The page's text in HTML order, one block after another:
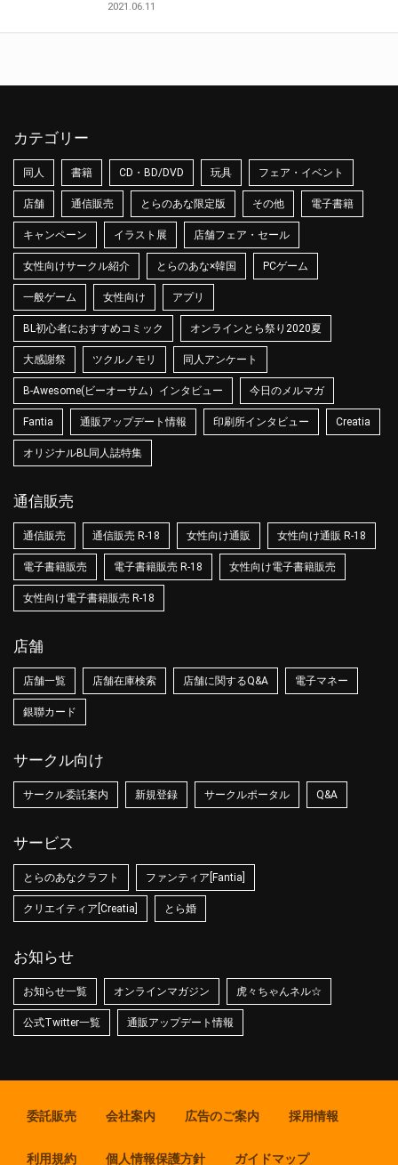
2021.06.11
カテゴリー
同人 書籍 CD・BD/DVD 玩具 フェア・イベント
店舗 通信販売 とらのあな限定版 その他 電子書籍
キャンペーン イラスト展 店舗フェア・セール
女性向けサークル紹介 とらのあな×韓国 PCゲーム
一般ゲーム 女性向け アプリ
BL初心者におすすめコミック オンラインとら祭り2020夏
大感謝祭 ツクルノモリ 同人アンケート
B-Awesome(ビーオーサム）インタビュー 今日のメルマガ
Fantia 通販アップデート情報 印刷所インタビュー Creatia
オリジナルBL同人誌特集
通信販売
通信販売 通信販売 R-18 女性向け通販 女性向け通販 R-18
電子書籍販売 電子書籍販売 R-18 女性向け電子書籍販売
女性向け電子書籍販売 R-18
店舗
店舗一覧 店舗在庫検索 店舗に関するQ&A 電子マネー
銀聯カード
サークル向け
サークル委託案内 新規登録 サークルポータル Q&A
サービス
とらのあなクラフト ファンティア[Fantia]
クリエイティア[Creatia] とら婚
お知らせ
お知らせ一覧 オンラインマガジン 虎々ちゃんネル☆
公式Twitter一覧 通販アップデート情報
委託販売 会社案内 広告のご案内 採用情報
利用規約 個人情報保護方針 ガイドマップ